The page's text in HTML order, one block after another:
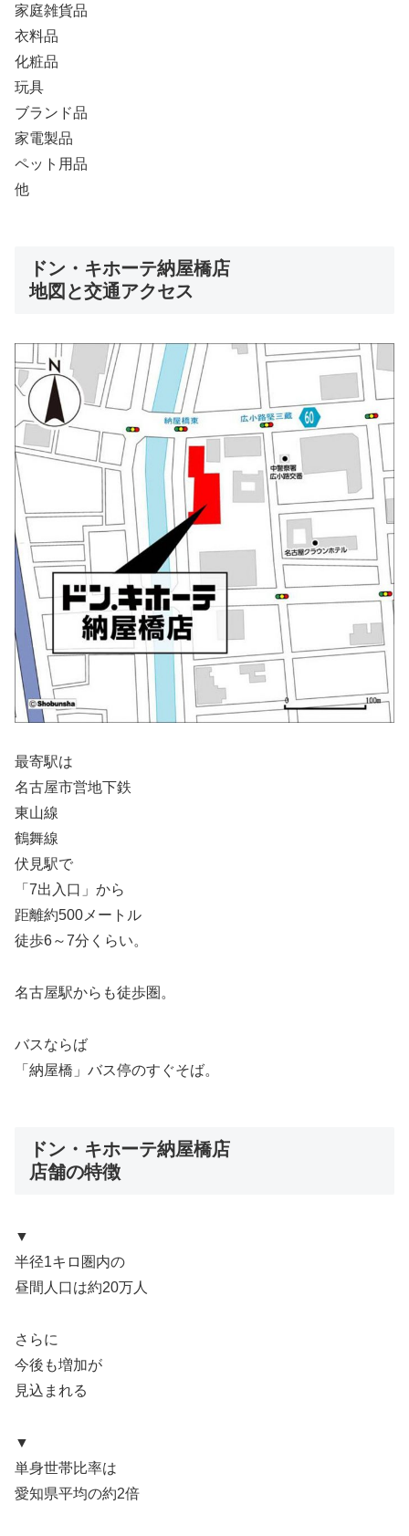
家庭雑貨品
衣料品
化粧品
玩具
ブランド品
家電製品
ペット用品
他
ドン・キホーテ納屋橋店
地図と交通アクセス
最寄駅は
名古屋市営地下鉄
東山線
鶴舞線
伏見駅で
「7出入口」から
距離約500メートル
徒歩6～7分くらい。
名古屋駅からも徒歩圏。
バスならば
「納屋橋」バス停のすぐそば。
ドン・キホーテ納屋橋店
店舗の特徴
▼
半径1キロ圏内の
昼間人口は約20万人
さらに
今後も増加が
見込まれる
▼
単身世帯比率は
愛知県平均の約2倍